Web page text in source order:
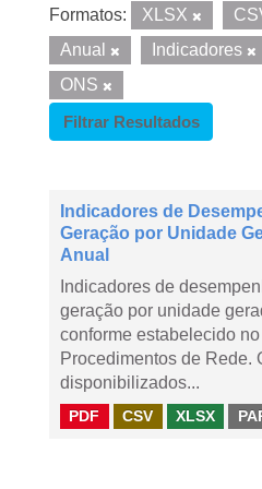
Formatos: XLSX
Anual
Indicadores
ONS
Filtrar Resultados
Indicadores de
Geração por Unidade
Anual
Indicadores de
geração por unidade
conforme estabelecido
Procedimentos de Rede.
disponibilizados...
PDF CSV XLSX